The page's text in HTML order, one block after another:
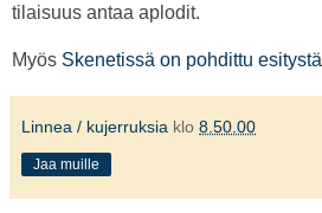
tilaisuus antaa aplodit.
Myös Skenetissä on pohdittu esitystä
Linnea / kujerruksia klo 8.50.00
Jaa muille